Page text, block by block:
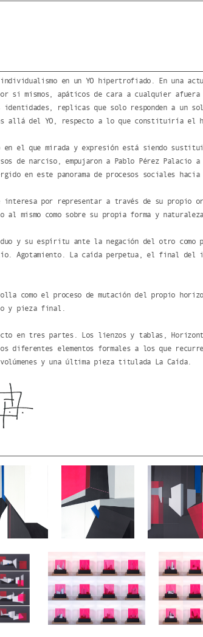
en un YO hipertrofiado. En una
si mismos, apáticos de cara a cualquier afuera
identidades, replicas que solo responden a
allá del YO, respecto a lo que constituiría el
en el que mirada y expresión está siendo
de narciso, empujaron a Pablo Pérez Palacio
en este panorama de procesos sociales
interesa por representar a través de su propio
al mismo como sobre su propia forma y
y su espíritu ante la negación del otro como
Agotamiento. La caída perpetua, el final
como el proceso de mutación del propio
y pieza final.
en tres partes. Los lienzos y tablas,
diferentes elementos formales a los que
y una última pieza titulada La Caída.